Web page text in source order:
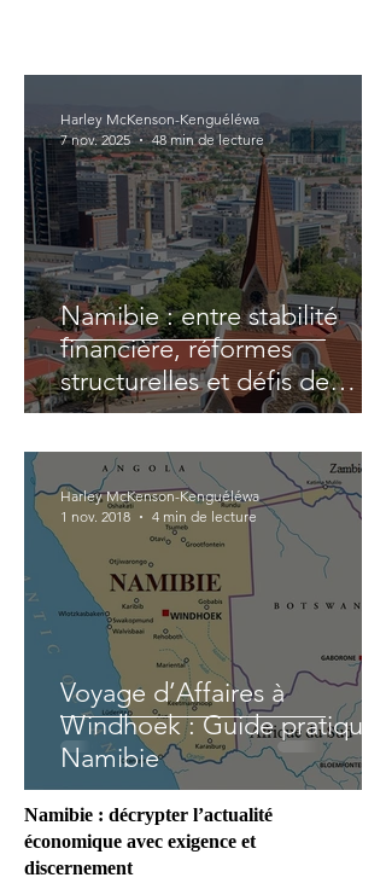
Namibie : entre stabilité
financière, réformes
structurelles et défis de
diversification économique
Harley McKenson-Kenguéléwa
7 nov. 2025
48 min de lecture
Voyage d’Affaires à
Windhoek : Guide pratique |
Namibie
Harley McKenson-Kenguéléwa
1 nov. 2018
4 min de lecture
Namibie : décrypter l’actualité
économique avec exigence et
discernement